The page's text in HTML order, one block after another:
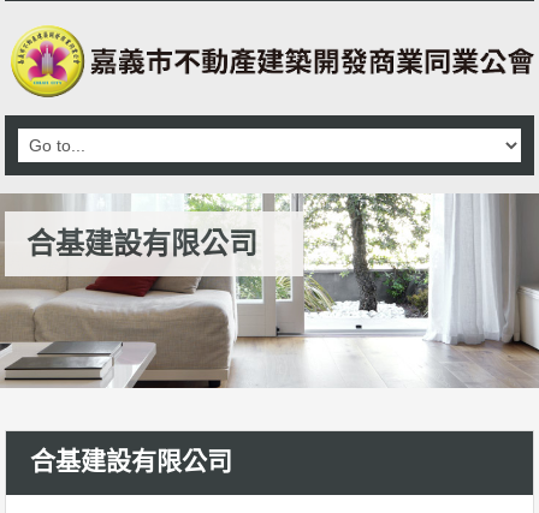
合基建設有限公司
合基建設有限公司